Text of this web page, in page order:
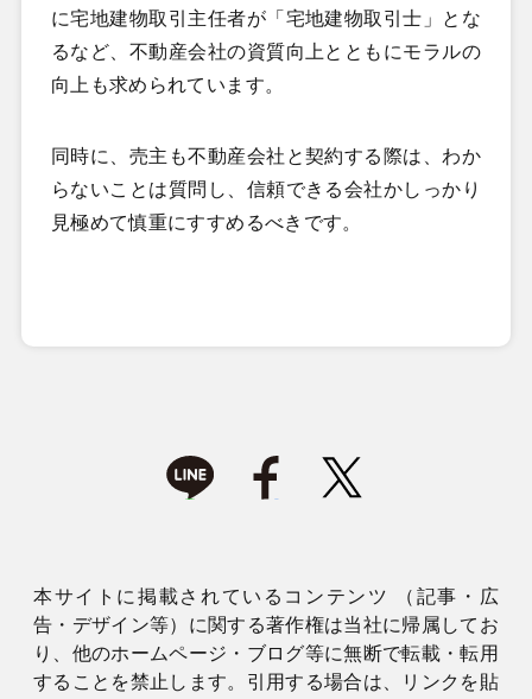
に宅地建物取引主任者が「宅地建物取引士」とな
るなど、不動産会社の資質向上とともにモラルの
向上も求められています。
同時に、売主も不動産会社と契約する際は、わか
らないことは質問し、信頼できる会社かしっかり
見極めて慎重にすすめるべきです。
本サイトに掲載されているコンテンツ （記事・広
告・デザイン等）に関する著作権は当社に帰属してお
り、他のホームページ・ブログ等に無断で転載・転用
することを禁止します。引用する場合は、リンクを貼